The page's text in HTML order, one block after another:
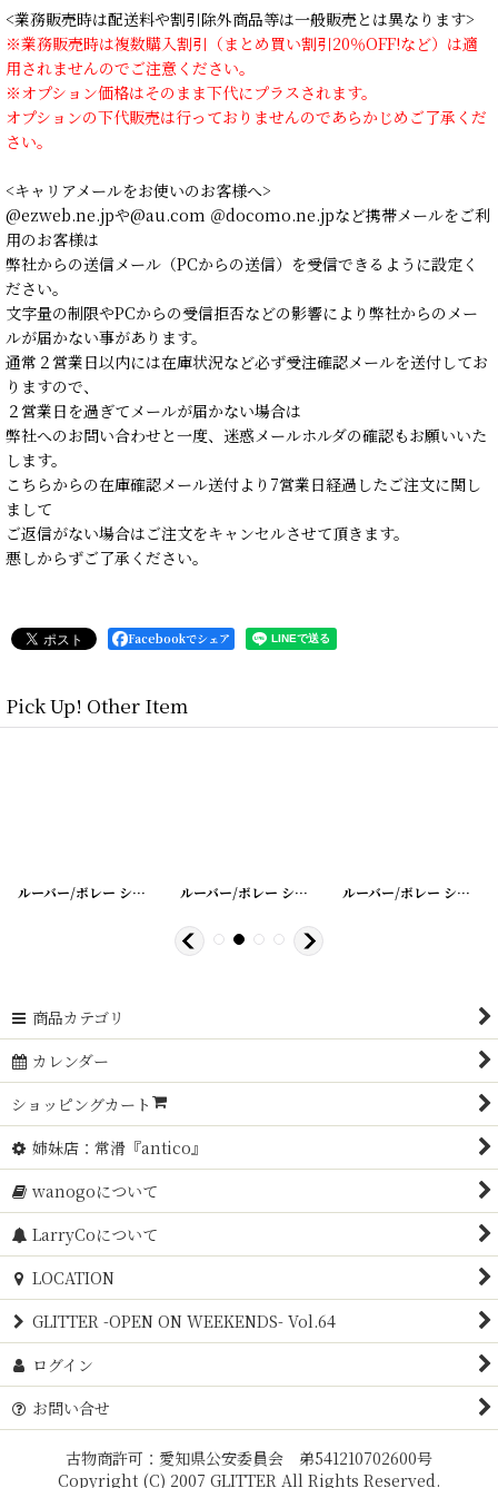
<業務販売時は配送料や割引除外商品等は一般販売とは異なります>
※業務販売時は複数購入割引（まとめ買い割引20％OFF!など）は適
用されませんのでご注意ください。
※オプション価格はそのまま下代にプラスされます。
オプションの下代販売は行っておりませんのであらかじめご了承くだ
さい。
<キャリアメールをお使いのお客様へ>
@ezweb.ne.jpや@au.com ＠docomo.ne.jpなど携帯メールをご利
用のお客様は
弊社からの送信メール（PCからの送信）を受信できるように設定く
ださい。
文字量の制限やPCからの受信拒否などの影響により弊社からのメー
ルが届かない事があります。
通常２営業日以内には在庫状況など必ず受注確認メールを送付してお
りますので、
２営業日を過ぎてメールが届かない場合は
弊社へのお問い合わせと一度、迷惑メールホルダの確認もお願いいた
します。
こちらからの在庫確認メール送付より7営業日経過したご注文に関し
まして
ご返信がない場合はご注文をキャンセルさせて頂きます。
悪しからずご了承ください。
Facebookでシェア
Pick Up! Other Item
] [20200401-27 ]
ルーバー/ボレー シャッター シングル [20200401-33
ルーバー/ボレー シャッター シングル [20200401-
ルーバー/ボレー シャッター シングル
商品カテゴリ
カレンダー
ショッピングカート
姉妹店：常滑『antico』
wanogoについて
LarryCoについて
LOCATION
GLITTER -OPEN ON WEEKENDS- Vol.64
ログイン
お問い合せ
古物商許可：愛知県公安委員会 弟541210702600号
Copyright (C) 2007 GLITTER All Rights Reserved.